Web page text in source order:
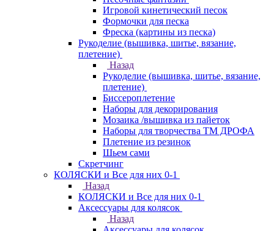
Игровой кинетический песок
Формочки для песка
Фреска (картины из песка)
Рукоделие (вышивка, шитье, вязание,
плетение)
Назад
Рукоделие (вышивка, шитье, вязание,
плетение)
Биссероплетение
Наборы для декорирования
Мозаика /вышивка из пайеток
Наборы для творчества ТМ ДРОФА
Плетение из резинок
Шьем сами
Скретчинг
КОЛЯСКИ и Все для них 0-1
Назад
КОЛЯСКИ и Все для них 0-1
Аксессуары для колясок
Назад